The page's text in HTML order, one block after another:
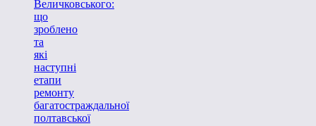
Величковського:
що
зроблено
та
які
наступні
етапи
ремонту
багатостраждальної
полтавської